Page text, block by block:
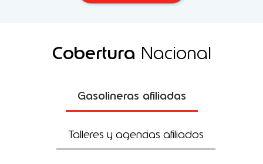
Cobertura Nacional
Gasolineras afiliadas
Talleres y agencias afiliados